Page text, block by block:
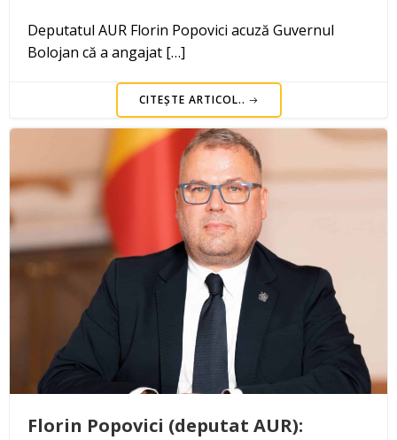
Deputatul AUR Florin Popovici acuză Guvernul
Bolojan că a angajat […]
CITEȘTE ARTICOL..
Florin Popovici (deputat AUR):